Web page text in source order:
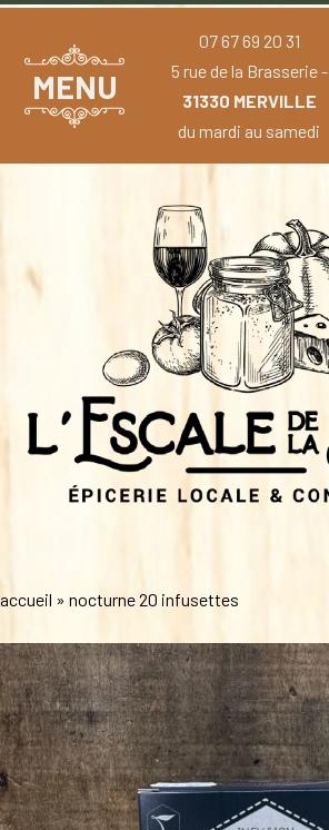
MENU
07 67 69 20 31
5 rue de la Brasserie -
31330 MERVILLE
du mardi au samedi
accueil » nocturne 20 infusettes